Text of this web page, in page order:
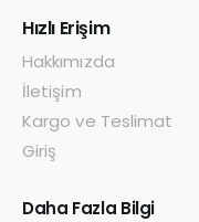
Hızlı Erişim
Hakkımızda
İletişim
Kargo ve Teslimat
Giriş
Daha Fazla Bilgi